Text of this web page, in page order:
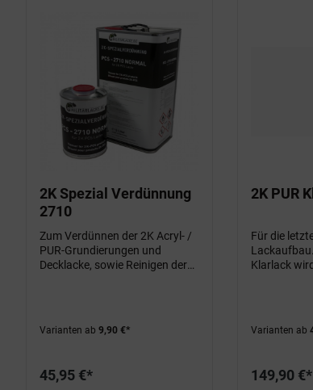
2K Spezial Verdünnung
2710
Zum Verdünnen der 2K Acryl- /
PUR-Grundierungen und
Decklacke, sowie Reinigen der
Varianten ab 9,90 €*
45,95 €*
2K PUR
Für die
Klarlack
Varianten ab
149,90 €*